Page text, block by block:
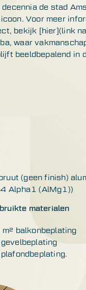
decennia de stad
Voor meer
bekijk [hier](link
waar
beeldbepalend in
(geen finish)
Alpha1 (AlMg1))
materialen
balkonbeplating